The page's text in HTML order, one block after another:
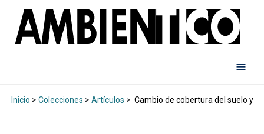
Inicio > Colecciones > Artículos > Cambio de cobertura del suelo y